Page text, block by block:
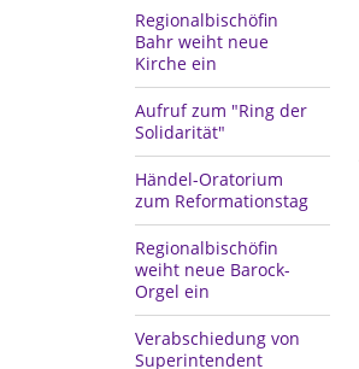
Regionalbischöfin
Bahr weiht neue
Kirche ein
Aufruf zum "Ring der
Solidarität"
Händel-Oratorium
zum Reformationstag
Regionalbischöfin
weiht neue Barock-
Orgel ein
Verabschiedung von
Superintendent